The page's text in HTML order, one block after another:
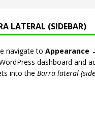
LATERAL (SIDEBAR)
navigate to Appearance
dashboard and
into the Barra lateral